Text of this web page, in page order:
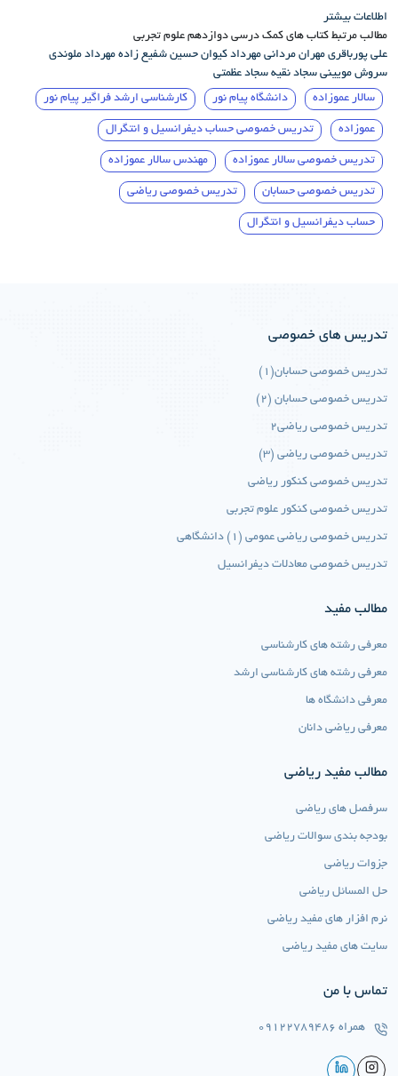
اطلاعات بیشتر
مطالب مرتبط کتاب های کمک درسی دوازدهم علوم تجربی
علی پورباقری مهران مردانی مهرداد کیوان حسین شفیع زاده مهرداد ملوندی
سروش مویینی سجاد نقیه سجاد عظمتی
سالار عموزاده
دانشگاه پیام نور کارشناسی ارشد فراگیر پیام نور
عموزاده تدریس خصوصی حساب دیفرانسیل و انتگرال
تدریس خصوصی سالار عموزاده مهندس سالار عموزاده
تدریس خصوصی حسابان تدریس خصوصی ریاضی
حساب دیفرانسیل و انتگرال
تدریس های خصوصی
تدریس خصوصی حسابان(1)
تدریس خصوصی حسابان (2)
تدریس خصوصی ریاضی2
تدریس خصوصی ریاضی (3)
تدریس خصوصی کنکور ریاضی
تدریس خصوصی کنکور علوم تجربی
تدریس خصوصی ریاضی عمومی (1) دانشگاهی
تدریس خصوصی معادلات دیفرانسیل
مطالب مفید
معرفی رشته های کارشناسی
معرفی رشته های کارشناسی ارشد
معرفی دانشگاه ها
معرفی ریاضی دانان
مطالب مفید ریاضی
سرفصل های ریاضی
بودجه بندی سوالات ریاضی
جزوات ریاضی
حل المسائل ریاضی
نرم افزار های مفید ریاضی
سایت های مفید ریاضی
تماس با من
همراه 09122789486